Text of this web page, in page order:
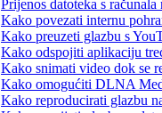
Prijenos datoteka s
Kako povezati internu
Kako preuzeti glazbu s
Kako odspojiti aplikaciju
Kako snimati video dok se
Kako omogućiti DLNA
Kako reproducirati glazbu